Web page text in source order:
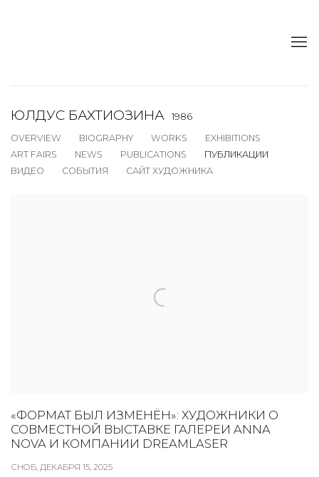
ЮЛДУС БАХТИОЗИНА
1986
OVERVIEW
BIOGRAPHY WORKS
EXHIBITIONS
ART FAIRS
NEWS PUBLICATIONS
ПУБЛИКАЦИИ
ВИДЕО
СОБЫТИЯ САЙТ ХУДОЖНИКА
«ФОРМАТ БЫЛ ИЗМЕНЁН»: ХУДОЖНИКИ О
СОВМЕСТНОЙ ВЫСТАВКЕ ГАЛЕРЕИ ANNA
NOVA И КОМПАНИИ DREAMLASER
СНОБ, ДЕКАБРЯ 15, 2025